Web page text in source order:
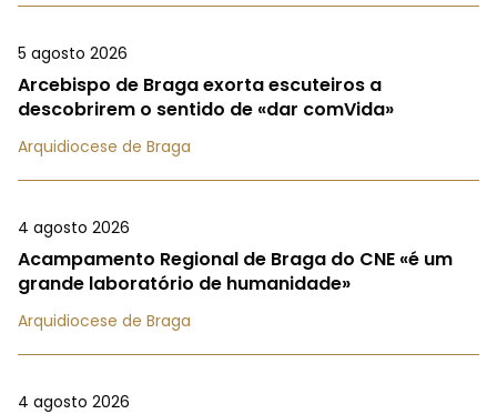
5 agosto 2026
Arcebispo de Braga exorta escuteiros a
descobrirem o sentido de «dar comVida»
Arquidiocese de Braga
4 agosto 2026
Acampamento Regional de Braga do CNE «é um
grande laboratório de humanidade»
Arquidiocese de Braga
4 agosto 2026